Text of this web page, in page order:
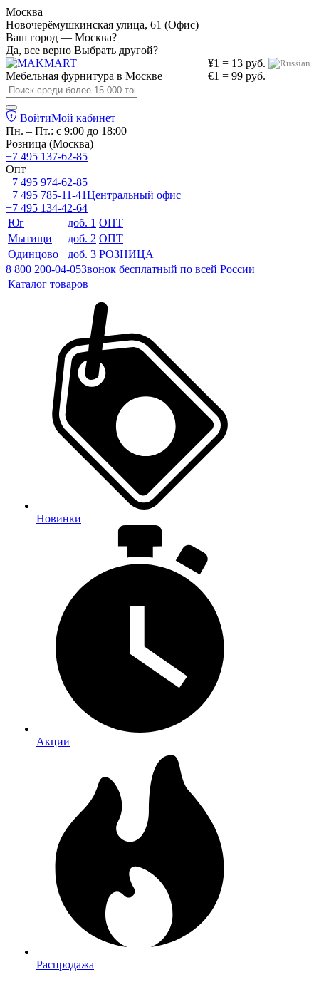
Москва
Новочерёмушкинская улица, 61 (Офис)
Ваш город — Москва?
Да, все верно Выбрать другой?
¥1 = 13 руб.
€1 = 99 руб.
Мебельная фурнитура в Москве
ВойтиМой кабинет
Пн. – Пт.: с 9:00 до 18:00
Розница (Москва)
+7 495 137-62-85
Опт
+7 495 974-62-85
+7 495 785-11-41Центральный офис
+7 495 134-42-64
Юг
доб. 1 ОПТ
Мытищи
доб. 2 ОПТ
Одинцово
доб. 3 РОЗНИЦА
8 800 200-04-05Звонок бесплатный по всей России
Каталог товаров
Новинки
Акции
Распродажа